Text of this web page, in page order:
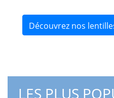
Découvrez nos
LES PLUS